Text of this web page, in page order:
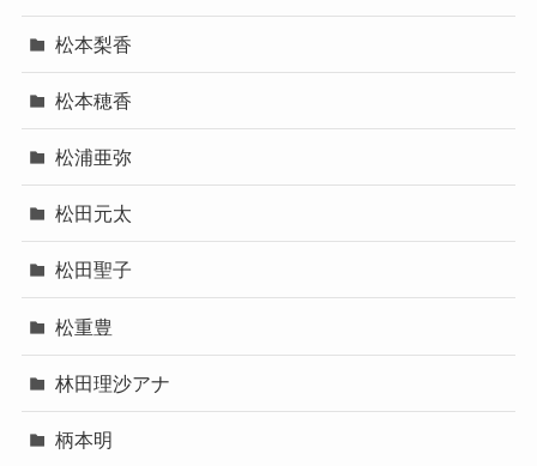
松本梨香
松本穂香
松浦亜弥
松田元太
松田聖子
松重豊
林田理沙アナ
柄本明